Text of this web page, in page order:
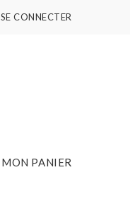
SE CONNECTER
MON PANIER